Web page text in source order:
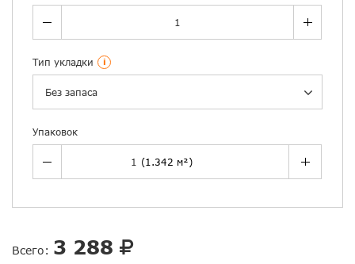
Тип укладки i
Без запаса
Упаковок
Всего: 3 288